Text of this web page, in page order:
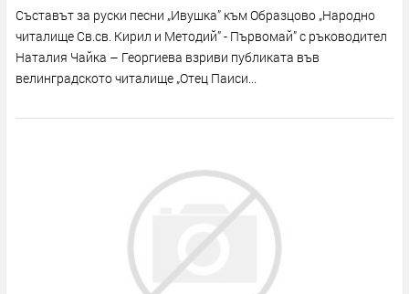
Съставът за руски песни „Ивушка” към Образцово „Народно
читалище Св.св. Кирил и Методий” - Първомай” с ръководител
Наталия Чайка – Георгиева взриви публиката във
велинградското читалище „Отец Паиси...